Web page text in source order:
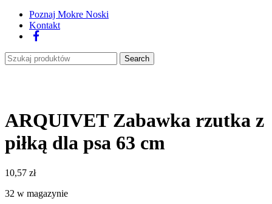
Poznaj Mokre Noski
Kontakt
Search
ARQUIVET Zabawka rzutka z
piłką dla psa 63 cm
10,57 zł
32 w magazynie